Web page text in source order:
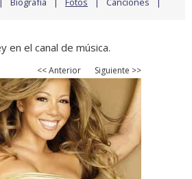
en el canal de música.
<< Anterior Siguiente >>